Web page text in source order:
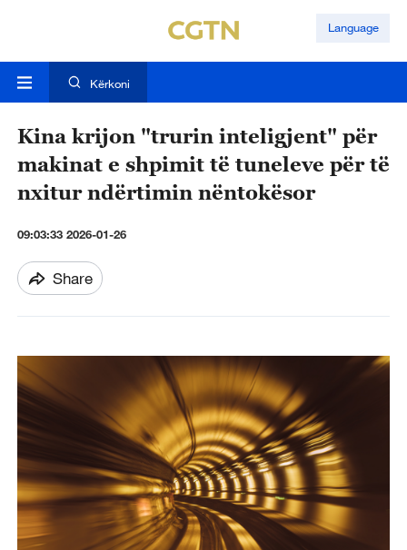
Language
Kërkoni
Kina krijon "trurin inteligjent" për
makinat e shpimit të tuneleve për të
nxitur ndërtimin nëntokësor
09:03:33 2026-01-26
Share